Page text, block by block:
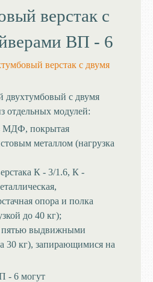
верстак с
ВП - 6
двухтумбовый с двумя
отдельных модулей:
МДФ, покрытая
металлом (нагрузка
К - 3/1.6, К -
опора и полка
до 40 кг);
пятью выдвижными
30 кг), запирающимися на
- 6 могут